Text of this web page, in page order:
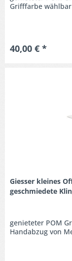
Grifffarbe wählbar
40,00 € *
Giesser kleines
geschmiedete
genieteter POM
Handabzug von